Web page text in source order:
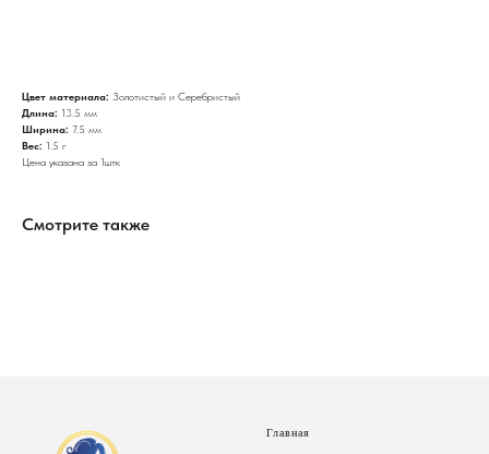
Цвет материала: Золотистый и Серебристый
Длина: 13.5 мм
Ширина: 7.5 мм
Вес: 1.5 г
Цена указана за 1штк
Смотрите также
Главная